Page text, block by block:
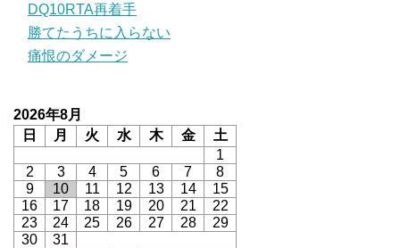
DQ10RTA再着手
勝てたうちに入らない
痛恨のダメージ
2026年8月
日
月 火 水 木 金 土
1
2
3 4 5 6 7
8
9
10 11 12 13 14
15
16
17 18 19 20 21
22
23
24 25 26 27 28
29
30
31